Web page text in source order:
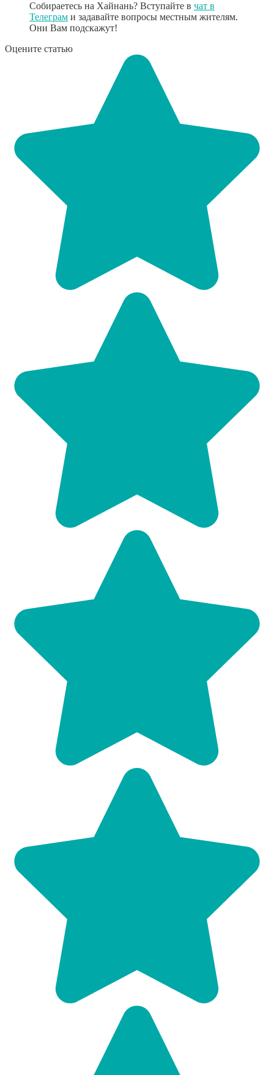
Собираетесь на Хайнань? Вступайте в чат в
Телеграм и задавайте вопросы местным жителям.
Они Вам подскажут!
Оцените статью